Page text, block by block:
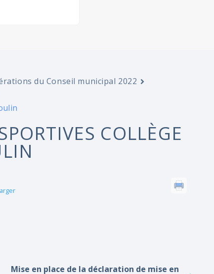
du Conseil municipal 2022
COLLÈGE
Mise en place de la déclaration de mise en